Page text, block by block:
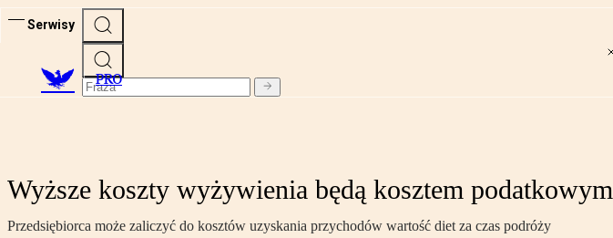
Serwisy
PRO
Wyższe koszty wyżywienia będą kosztem podatkowym
Przedsiębiorca może zaliczyć do kosztów uzyskania przychodów wartość diet za czas podróży